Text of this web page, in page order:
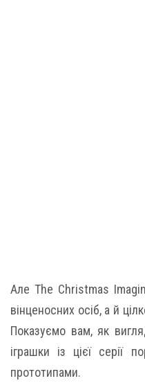
Але The Christmas
вінценосних осіб, а й
Показуємо вам, як
іграшки із цієї серії
прототипами.